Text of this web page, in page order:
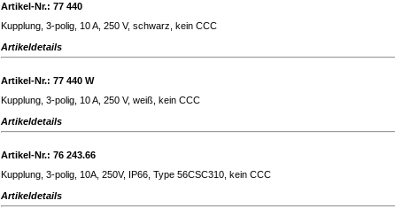
Artikel-Nr.: 77 440
Kupplung, 3-polig, 10 A, 250 V, schwarz, kein CCC
Artikeldetails
Artikel-Nr.: 77 440 W
Kupplung, 3-polig, 10 A, 250 V, weiß, kein CCC
Artikeldetails
Artikel-Nr.: 76 243.66
Kupplung, 3-polig, 10A, 250V, IP66, Type 56CSC310, kein CCC
Artikeldetails